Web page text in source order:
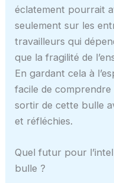
éclatement pourrait
seulement sur les
travailleurs qui
que la fragilité de
En gardant cela à
facile de
sortir de cette bulle
et réfléchies.
Quel futur pour
bulle ?